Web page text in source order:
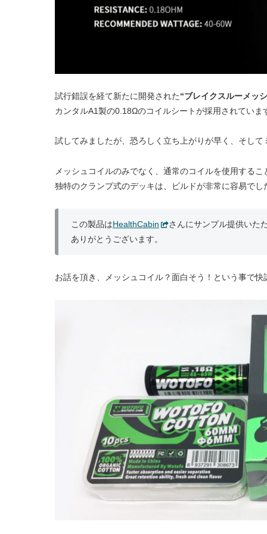
試行錯誤を経て新たに開発された“ブレイクスルーメッ
カンタルA1製の0.18Ωのコイルシートが採用されていま
試してみましたが、恐ろしく立ち上がりが早く、そし
メッシュコイルのみでなく、通常のコイルを使用するこ
独特のクランプ式のデッキは、ビルドが非常に容易でし
この製品はHealthCabin
さんにサンプル提供いた
ありがとうございます。
お話を頂き、メッシュコイル？面白そう！という事で快